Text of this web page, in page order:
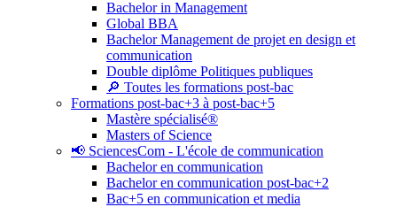
Bachelor in Management
Global BBA
Bachelor Management de projet en design et
communication
Double diplôme Politiques publiques
🔎 Toutes les formations post-bac
Formations post-bac+3 à post-bac+5
Mastère spécialisé®
Masters of Science
📢 SciencesCom - L'école de communication
Bachelor en communication
Bachelor en communication post-bac+2
Bac+5 en communication et media